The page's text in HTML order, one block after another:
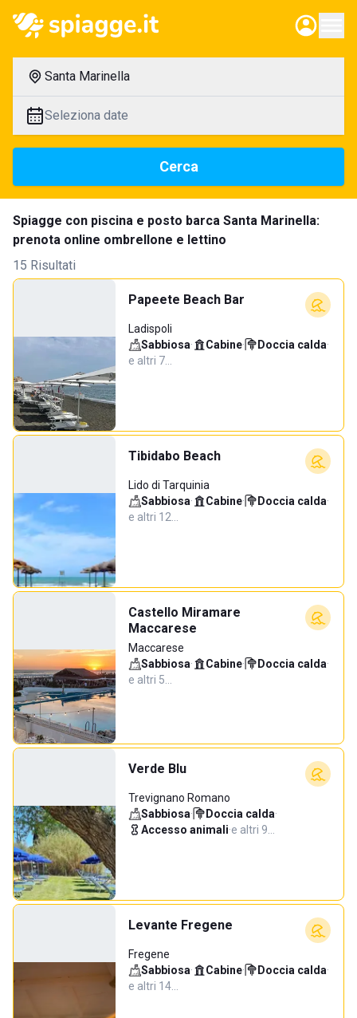
Santa Marinella
Seleziona date
Cerca
Spiagge con piscina e posto barca Santa Marinella:
prenota online ombrellone e lettino
15 Risultati
Papeete Beach Bar
Ladispoli
Sabbiosa· Cabine· Doccia calda·
e altri 7…
Tibidabo Beach
Lido di Tarquinia
Sabbiosa· Cabine· Doccia calda·
e altri 12…
Castello Miramare
Maccarese
Maccarese
Sabbiosa· Cabine· Doccia calda·
e altri 5…
Verde Blu
Trevignano Romano
Sabbiosa· Doccia calda·
Accesso animali·e altri 9…
Levante Fregene
Fregene
Sabbiosa· Cabine· Doccia calda·
e altri 14…